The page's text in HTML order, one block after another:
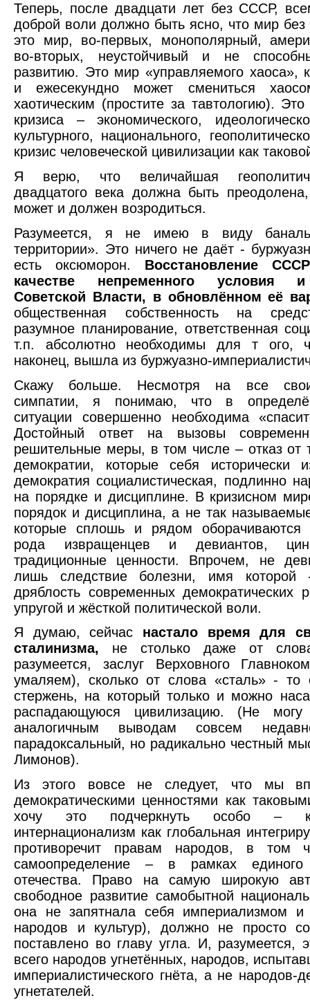
Теперь, после двадцати лет без СССР,
доброй воли должно быть ясно, что мир без
это мир, во-первых, монополярный,
во-вторых, неустойчивый и не
развитию. Это мир «управляемого хаоса»,
и ежесекундно может смениться
хаотическим (простите за тавтологию).
кризиса – экономического,
культурного, национального,
кризис человеческой цивилизации как
Я верю, что величайшая
двадцатого века должна быть
может и должен возродиться.
Разумеется, я не имею в виду
территории». Это ничего не даёт -
есть оксюморон. Восстановление
качестве непременного условия и
Советской Власти, в обновлённом её
общественная собственность на
разумное планирование, ответственная
т.п. абсолютно необходимы для т ого,
наконец, вышла из буржуазно-
Скажу больше. Несмотря на все свои
симпатии, я понимаю, что в
ситуации совершенно необходима
Достойный ответ на вызовы
решительные меры, в том числе – отказ от
демократии, которые себя исторически
демократия социалистическая, подлинно
на порядке и дисциплине. В кризисном
порядок и дисциплина, а не так
которые сплошь и рядом оборачиваются
рода извращенцев и девиантов,
традиционные ценности. Впрочем, не
лишь следствие болезни, имя которой -
дряблость современных демократических
упругой и жёсткой политической воли.
Я думаю, сейчас настало время для
сталинизма, не столько даже от
разумеется, заслуг Верховного
умаляем), сколько от слова «сталь» - то
стержень, на который только и можно
распадающуюся цивилизацию. (Не
аналогичным выводам совсем
парадоксальный, но радикально честный
Лимонов).
Из этого вовсе не следует, что мы
демократическими ценностями как
хочу это подчеркнуть особо –
интернационализм как глобальная
противоречит правам народов, в том
самоопределение – в рамках единого
отечества. Право на самую широкую
свободное развитие самобытной
она не запятнала себя империализмом
народов и культур), должно не просто
поставлено во главу угла. И, разумеется,
всего народов угнетённых, народов,
империалистического гнёта, а не народов-
угнетателей.